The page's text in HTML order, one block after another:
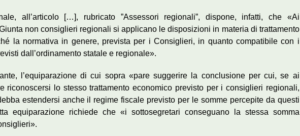
all’articolo […], rubricato ”Assessori regionali”, dispone, infatti, che «Ai
non consiglieri regionali si applicano le disposizioni in materia di trattamento
la normativa in genere, prevista per i Consiglieri, in quanto compatibile con i
dall’ordinamento statale e regionale».
l’equiparazione di cui sopra «pare suggerire la conclusione per cui, se ai
riconoscersi lo stesso trattamento economico previsto per i consiglieri regionali,
estendersi anche il regime fiscale previsto per le somme percepite da questi
equiparazione richiede che «i sottosegretari conseguano la stessa somma